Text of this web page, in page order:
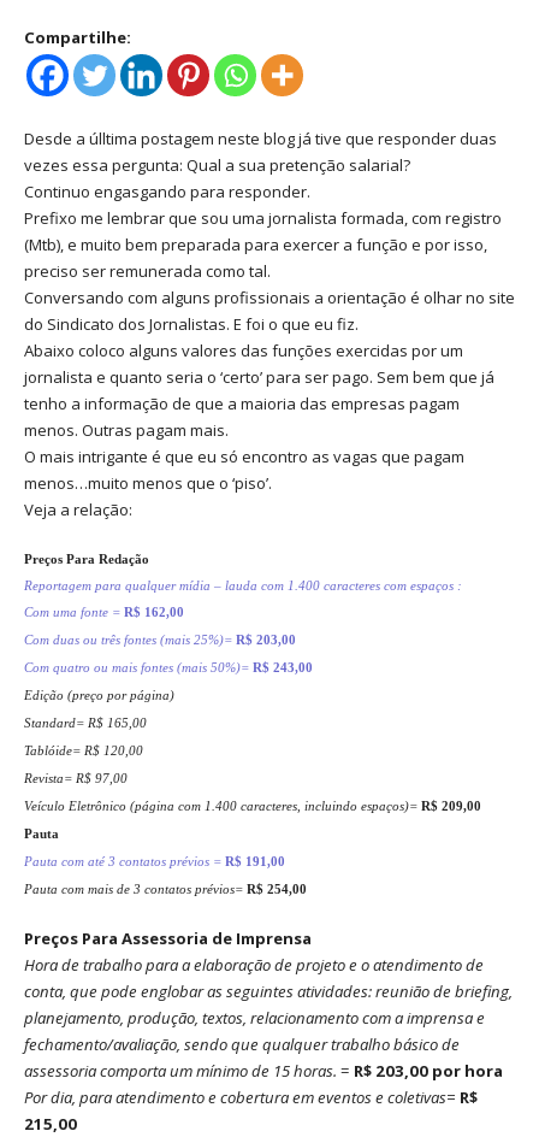
Compartilhe:
Desde a úlltima postagem neste blog já tive que responder duas
vezes essa pergunta: Qual a sua pretenção salarial?
Continuo engasgando para responder.
Prefixo me lembrar que sou uma jornalista formada, com registro
(Mtb), e muito bem preparada para exercer a função e por isso,
preciso ser remunerada como tal.
Conversando com alguns profissionais a orientação é olhar no site
do Sindicato dos Jornalistas. E foi o que eu fiz.
Abaixo coloco alguns valores das funções exercidas por um
jornalista e quanto seria o ‘certo’ para ser pago. Sem bem que já
tenho a informação de que a maioria das empresas pagam
menos. Outras pagam mais.
O mais intrigante é que eu só encontro as vagas que pagam
menos…muito menos que o ‘piso’.
Veja a relação:
Preços Para Redação
Reportagem para qualquer mídia – lauda com 1.400 caracteres com espaços :
Com uma fonte = R$ 162,00
Com duas ou três fontes (mais 25%)= R$ 203,00
Com quatro ou mais fontes (mais 50%)= R$ 243,00
Edição (preço por página)
Standard= R$ 165,00
Tablóide= R$ 120,00
Revista= R$ 97,00
Veículo Eletrônico (página com 1.400 caracteres, incluindo espaços)= R$ 209,00
Pauta
Pauta com até 3 contatos prévios = R$ 191,00
Pauta com mais de 3 contatos prévios= R$ 254,00
Preços Para Assessoria de Imprensa
Hora de trabalho para a elaboração de projeto e o atendimento de
conta, que pode englobar as seguintes atividades: reunião de briefing,
planejamento, produção, textos, relacionamento com a imprensa e
fechamento/avaliação, sendo que qualquer trabalho básico de
assessoria comporta um mínimo de 15 horas. = R$ 203,00 por hora
Por dia, para atendimento e cobertura em eventos e coletivas= R$
215,00